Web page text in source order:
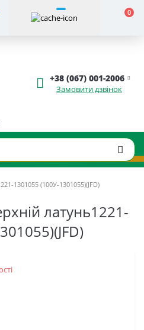
0
+38 (067) 001-2006
Замовити дзвінок
1301055 (100У-1301055)(JFD)
латунь1221-